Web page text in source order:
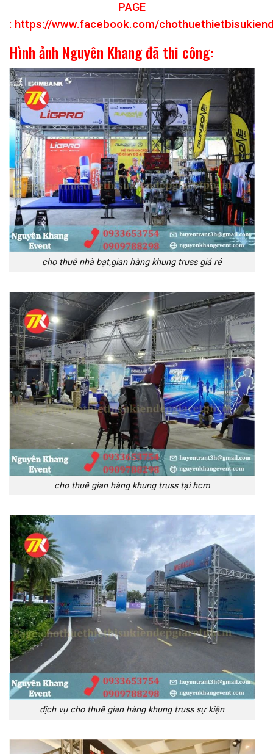
PAGE
: https://www.facebook.com/
Hình ảnh Nguyên Khang đã thi công:
cho thuê nhà bạt,gian hàng khung truss giá rẻ
cho thuê gian hàng khung truss tại hcm
dịch vụ cho thuê gian hàng khung truss sự kiện